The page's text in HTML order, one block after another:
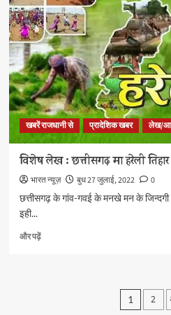
हरियाली
का
स्वागत
करना
ही
है
–
हरेली
के
बारे
और
पढ़ें
खबरें राजधानी से प्रादेशिक खबर लेख/
विशेष लेख : छत्तीसगढ़ मा हरेली
भारत न्यूज़ बुध 27 जुलाई, 2022
0
छत्तीसगढ़ के गांव-गवई के मनखे मन के
इही...
और पढ़ेंविशेष
Posts
1 2